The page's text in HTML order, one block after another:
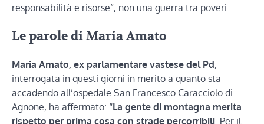
responsabilità e risorse”, non una guerra tra poveri.
Le parole di Maria Amato
Maria Amato, ex parlamentare vastese del Pd,
interrogata in questi giorni in merito a quanto sta
accadendo all’ospedale San Francesco Caracciolo di
Agnone, ha affermato: “La gente di montagna merita
rispetto per prima cosa con strade percorribili. Per il